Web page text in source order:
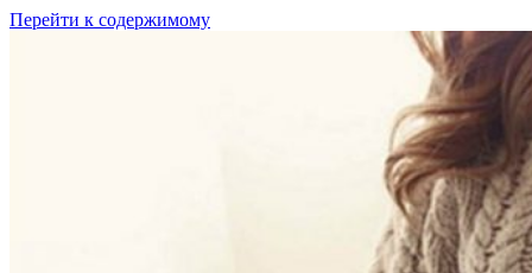
Перейти к содержимому